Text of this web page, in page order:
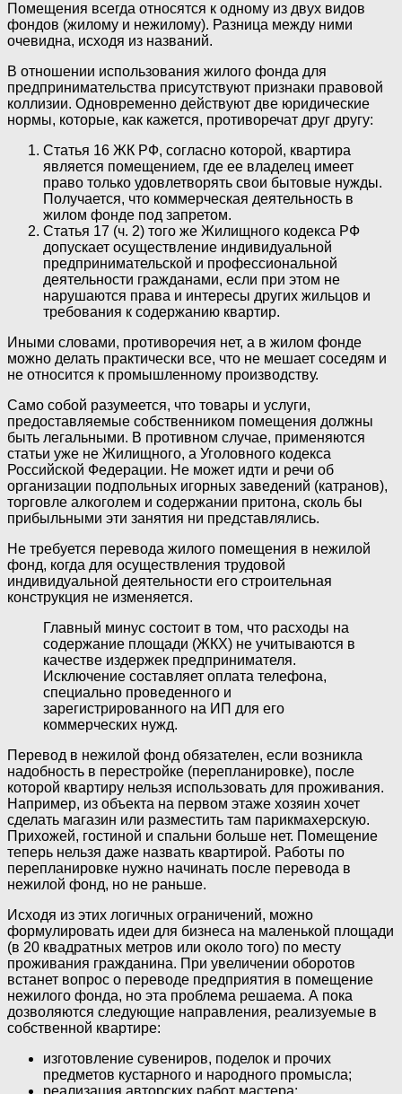
Помещения всегда относятся к одному из двух видов
фондов (жилому и нежилому). Разница между ними
очевидна, исходя из названий.
В отношении использования жилого фонда для
предпринимательства присутствуют признаки правовой
коллизии. Одновременно действуют две юридические
нормы, которые, как кажется, противоречат друг другу:
Статья 16 ЖК РФ, согласно которой, квартира
является помещением, где ее владелец имеет
право только удовлетворять свои бытовые нужды.
Получается, что коммерческая деятельность в
жилом фонде под запретом.
Статья 17 (ч. 2) того же Жилищного кодекса РФ
допускает осуществление индивидуальной
предпринимательской и профессиональной
деятельности гражданами, если при этом не
нарушаются права и интересы других жильцов и
требования к содержанию квартир.
Иными словами, противоречия нет, а в жилом фонде
можно делать практически все, что не мешает соседям и
не относится к промышленному производству.
Само собой разумеется, что товары и услуги,
предоставляемые собственником помещения должны
быть легальными. В противном случае, применяются
статьи уже не Жилищного, а Уголовного кодекса
Российской Федерации. Не может идти и речи об
организации подпольных игорных заведений (катранов),
торговле алкоголем и содержании притона, сколь бы
прибыльными эти занятия ни представлялись.
Не требуется перевода жилого помещения в нежилой
фонд, когда для осуществления трудовой
индивидуальной деятельности его строительная
конструкция не изменяется.
Главный минус состоит в том, что расходы на
содержание площади (ЖКХ) не учитываются в
качестве издержек предпринимателя.
Исключение составляет оплата телефона,
специально проведенного и
зарегистрированного на ИП для его
коммерческих нужд.
Перевод в нежилой фонд обязателен, если возникла
надобность в перестройке (перепланировке), после
которой квартиру нельзя использовать для проживания.
Например, из объекта на первом этаже хозяин хочет
сделать магазин или разместить там парикмахерскую.
Прихожей, гостиной и спальни больше нет. Помещение
теперь нельзя даже назвать квартирой. Работы по
перепланировке нужно начинать после перевода в
нежилой фонд, но не раньше.
Исходя из этих логичных ограничений, можно
формулировать идеи для бизнеса на маленькой площади
(в 20 квадратных метров или около того) по месту
проживания гражданина. При увеличении оборотов
встанет вопрос о переводе предприятия в помещение
нежилого фонда, но эта проблема решаема. А пока
дозволяются следующие направления, реализуемые в
собственной квартире:
изготовление сувениров, поделок и прочих
предметов кустарного и народного промысла;